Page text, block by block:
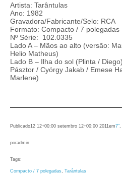
Artista: Tarântulas
Ano: 1982
Gravadora/Fabricante/Selo: RCA
Formato: Compacto / 7 polegadas
Nº Série: 102.0335
Lado A – Mãos ao alto (versão:
Helio Matheus)
Lado B – Ilha do sol (Plinta /
Pásztor / Cyörgy Jakab / Emese
Marlene)
Publicado12 12+00:00 setembro 12+00:00 2011 em7″
poradmin
Tags:
Compacto / 7 polegadas Tarântulas